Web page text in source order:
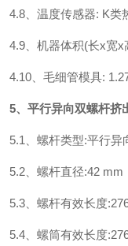
4.8、温度传感器: K类
4.9、机器体积(长x宽x
4.10、毛细管模具:
5、平行异向双螺杆挤
5.1、螺杆类型:平行异
5.2、螺杆直径:42 mm
5.3、螺杆有效长度
5.4、螺筒有效长度